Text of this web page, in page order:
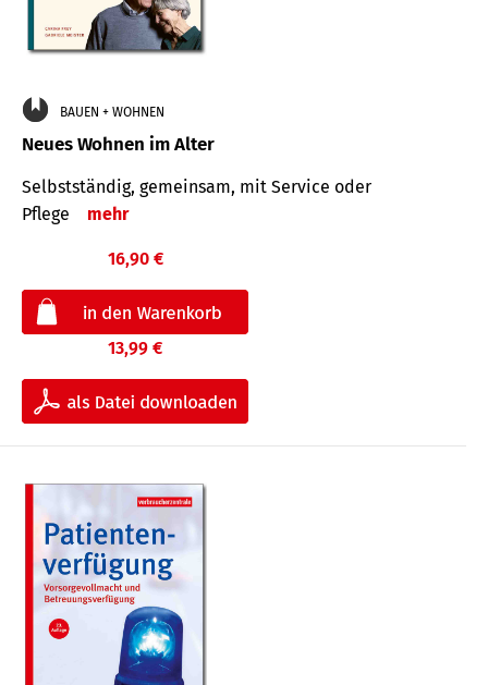
BAUEN + WOHNEN
Neues Wohnen im Alter
Selbstständig, gemeinsam, mit Service oder
Pflege
mehr
16,90 €
13,99 €